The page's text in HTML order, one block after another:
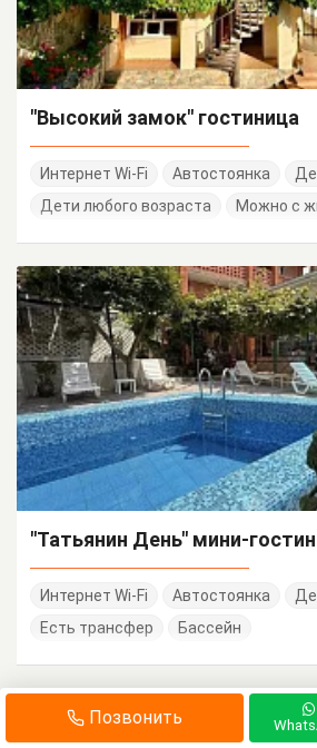
Позвонить
"Высокий замок" гостиница
Интернет Wi-Fi Автостоянка
Дети любого возраста
Можно с
"Татьянин День" мини-
Интернет Wi-Fi Автостоянка
Есть трансфер
Бассейн